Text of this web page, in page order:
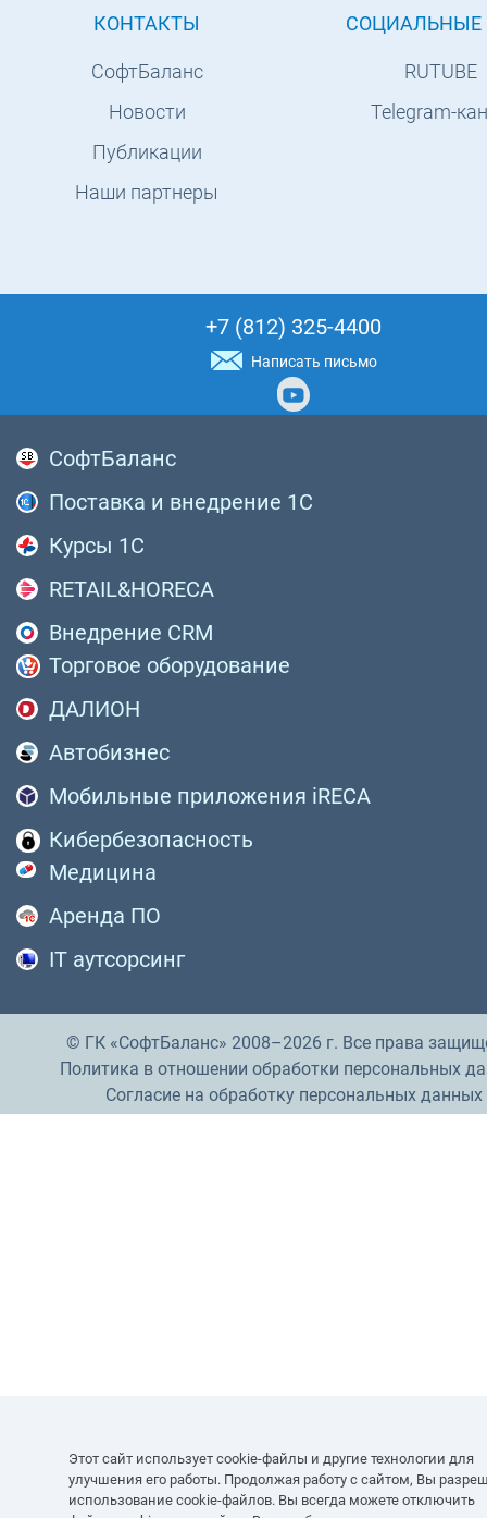
КОНТАКТЫ
СофтБаланс
Новости
Публикации
Наши партнеры
СОЦИАЛЬНЫЕ
RUTUBE
Telegram-
+7 (812) 325-4400
Написать письмо
СофтБаланс
Поставка и внедрение 1С
Курсы 1С
RETAIL&HORECA
Внедрение CRM
Торговое оборудование
ДАЛИОН
Автобизнес
Мобильные приложения iRECA
Кибербезопасность
Медицина
Аренда ПО
IT аутсорсинг
© ГК «СофтБаланс» 2008–2026 г. Все права
Политика в отношении обработки персональных
Согласие на обработку персональных данных
Этот сайт использует cookie-файлы и другие технологии для
улучшения его работы. Продолжая работу с сайтом, Вы
использование cookie-файлов. Вы всегда можете отключить